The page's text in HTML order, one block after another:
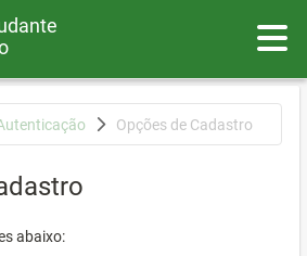
Opções de Cadastro
abaixo: